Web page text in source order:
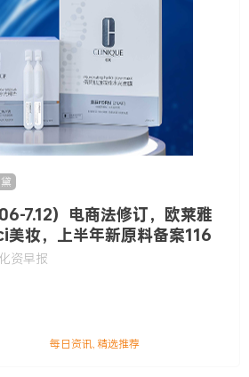
7.12）电商法修订，欧莱雅
妆，上半年新原料备案116
资早报
每日资讯,精选推荐